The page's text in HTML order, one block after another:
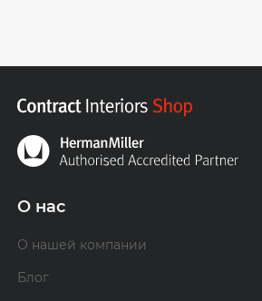
О нас
О нашей компании
Блог